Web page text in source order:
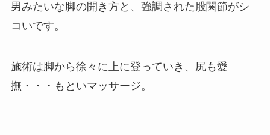
男みたいな脚の開き方と、強調された股関節がシ
コいです。
施術は脚から徐々に上に登っていき、尻も愛
撫・・・もといマッサージ。